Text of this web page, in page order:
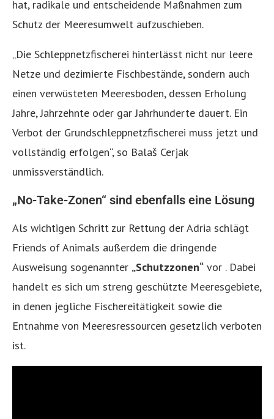
hat, radikale und entscheidende Maßnahmen zum
Schutz der Meeresumwelt aufzuschieben.
„Die Schleppnetzfischerei hinterlässt nicht nur leere
Netze und dezimierte Fischbestände, sondern auch
einen verwüsteten Meeresboden, dessen Erholung
Jahre, Jahrzehnte oder gar Jahrhunderte dauert. Ein
Verbot der Grundschleppnetzfischerei muss jetzt und
vollständig erfolgen“, so Balaš Cerjak
unmissverständlich.
„No-Take-Zonen“ sind ebenfalls eine Lösung
Als wichtigen Schritt zur Rettung der Adria schlägt
Friends of Animals außerdem die dringende
Ausweisung sogenannter „Schutzzonen“ vor . Dabei
handelt es sich um streng geschützte Meeresgebiete,
in denen jegliche Fischereitätigkeit sowie die
Entnahme von Meeresressourcen gesetzlich verboten
ist.